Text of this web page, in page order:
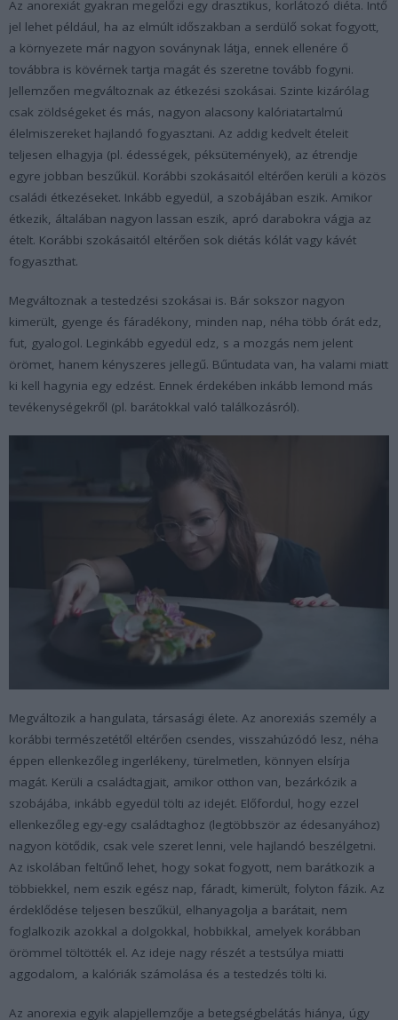
Az anorexiát gyakran megelőzi egy drasztikus, korlátozó diéta. Intő
jel lehet például, ha az elmúlt időszakban a serdülő sokat fogyott,
a környezete már nagyon soványnak látja, ennek ellenére ő
továbbra is kövérnek tartja magát és szeretne tovább fogyni.
Jellemzően megváltoznak az étkezési szokásai. Szinte kizárólag
csak zöldségeket és más, nagyon alacsony kalóriatartalmú
élelmiszereket hajlandó fogyasztani. Az addig kedvelt ételeit
teljesen elhagyja (pl. édességek, péksütemények), az étrendje
egyre jobban beszűkül. Korábbi szokásaitól eltérően kerüli a közös
családi étkezéseket. Inkább egyedül, a szobájában eszik. Amikor
étkezik, általában nagyon lassan eszik, apró darabokra vágja az
ételt. Korábbi szokásaitól eltérően sok diétás kólát vagy kávét
fogyaszthat.
Megváltoznak a testedzési szokásai is. Bár sokszor nagyon
kimerült, gyenge és fáradékony, minden nap, néha több órát edz,
fut, gyalogol. Leginkább egyedül edz, s a mozgás nem jelent
örömet, hanem kényszeres jellegű. Bűntudata van, ha valami miatt
ki kell hagynia egy edzést. Ennek érdekében inkább lemond más
tevékenységekről (pl. barátokkal való találkozásról).
Megváltozik a hangulata, társasági élete. Az anorexiás személy a
korábbi természetétől eltérően csendes, visszahúzódó lesz, néha
éppen ellenkezőleg ingerlékeny, türelmetlen, könnyen elsírja
magát. Kerüli a családtagjait, amikor otthon van, bezárkózik a
szobájába, inkább egyedül tölti az idejét. Előfordul, hogy ezzel
ellenkezőleg egy-egy családtaghoz (legtöbbször az édesanyához)
nagyon kötődik, csak vele szeret lenni, vele hajlandó beszélgetni.
Az iskolában feltűnő lehet, hogy sokat fogyott, nem barátkozik a
többiekkel, nem eszik egész nap, fáradt, kimerült, folyton fázik. Az
érdeklődése teljesen beszűkül, elhanyagolja a barátait, nem
foglalkozik azokkal a dolgokkal, hobbikkal, amelyek korábban
örömmel töltötték el. Az ideje nagy részét a testsúlya miatti
aggodalom, a kalóriák számolása és a testedzés tölti ki.
Az anorexia egyik alapjellemzője a betegségbelátás hiánya, úgy